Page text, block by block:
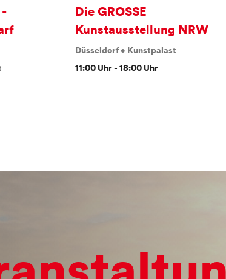
-
Die GROSSE
Kunstausstellung NRW
Düsseldorf • Kunstpalast
11:00 Uhr - 18:00 Uhr